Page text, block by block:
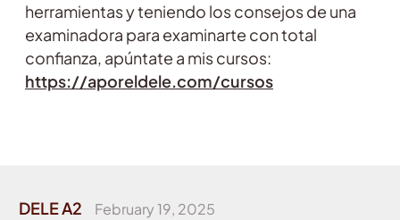
herramientas y teniendo los consejos de una
examinadora para examinarte con total
confianza, apúntate a mis cursos:
https://aporeldele.com/cursos
DELE A2 February 19, 2025